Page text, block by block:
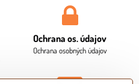
Ochrana os​. údajov
Ochrana osobných údajov